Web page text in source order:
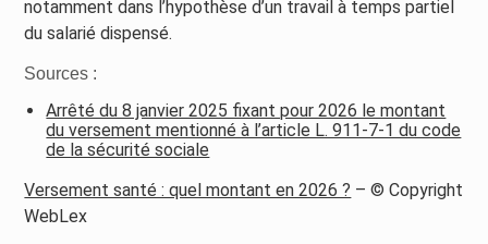
notamment dans l’hypothèse d’un travail à temps partiel
du salarié dispensé.
Sources :
Arrêté du 8 janvier 2025 fixant pour 2026 le montant
du versement mentionné à l’article L. 911-7-1 du code
de la sécurité sociale
Versement santé : quel montant en 2026 ? – © Copyright
WebLex